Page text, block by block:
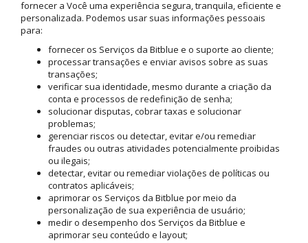
fornecer a Você uma experiência segura, tranquila, eficiente e
personalizada. Podemos usar suas informações pessoais
para:
fornecer os Serviços da Bitblue e o suporte ao cliente;
processar transações e enviar avisos sobre as suas
transações;
verificar sua identidade, mesmo durante a criação da
conta e processos de redefinição de senha;
solucionar disputas, cobrar taxas e solucionar
problemas;
gerenciar riscos ou detectar, evitar e/ou remediar
fraudes ou outras atividades potencialmente proibidas
ou ilegais;
detectar, evitar ou remediar violações de políticas ou
contratos aplicáveis;
aprimorar os Serviços da Bitblue por meio da
personalização de sua experiência de usuário;
medir o desempenho dos Serviços da Bitblue e
aprimorar seu conteúdo e layout;